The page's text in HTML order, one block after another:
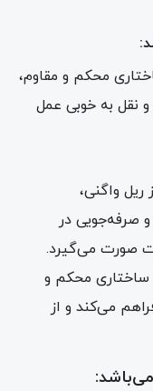
محکم و مقاوم،
و نقل به خوبی عمل
ریل واگنی،
صرفه‌جویی در
صورت می‌گیرد.
ساختاری محکم و
می‌کند و از